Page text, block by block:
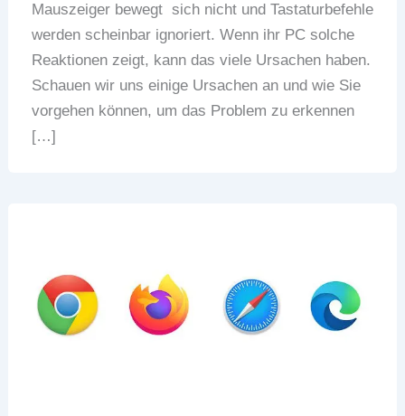
Mauszeiger bewegt sich nicht und Tastaturbefehle
werden scheinbar ignoriert. Wenn ihr PC solche
Reaktionen zeigt, kann das viele Ursachen haben.
Schauen wir uns einige Ursachen an und wie Sie
vorgehen können, um das Problem zu erkennen
[…]